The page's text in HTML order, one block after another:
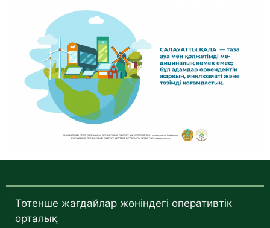
Төтенше жағдайлар жөніндегі оперативтік
орталық